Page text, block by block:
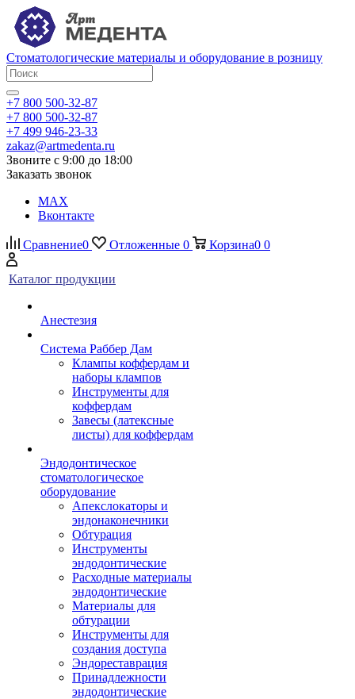
Стоматологические материалы и оборудование в розницу
+7 800 500-32-87
+7 800 500-32-87
+7 499 946-23-33
zakaz@artmedenta.ru
Звоните с 9:00 до 18:00
Заказать звонок
MAX
Вконтакте
Сравнение0 Отложенные 0 Корзина0 0
Каталог продукции
Анестезия
Система Раббер Дам
Клампы коффердам и
наборы клампов
Инструменты для
коффердам
Завесы (латексные
листы) для коффердам
Эндодонтическое
стоматологическое
оборудование
Апекслокаторы и
эндонаконечники
Обтурация
Инструменты
эндодонтические
Расходные материалы
эндодонтические
Материалы для
обтурации
Инструменты для
создания доступа
Эндореставрация
Принадлежности
эндодонтические